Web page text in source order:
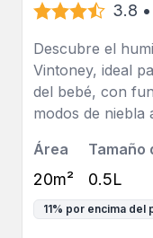
3.8 •
Descubre el
Vintoney, ideal
del bebé, con
modos de niebla
Área
20m²
Tamaño
0.5L
11% por encima del